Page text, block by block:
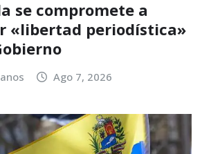
se compromete a
«libertad periodística»
Ago 7, 2026